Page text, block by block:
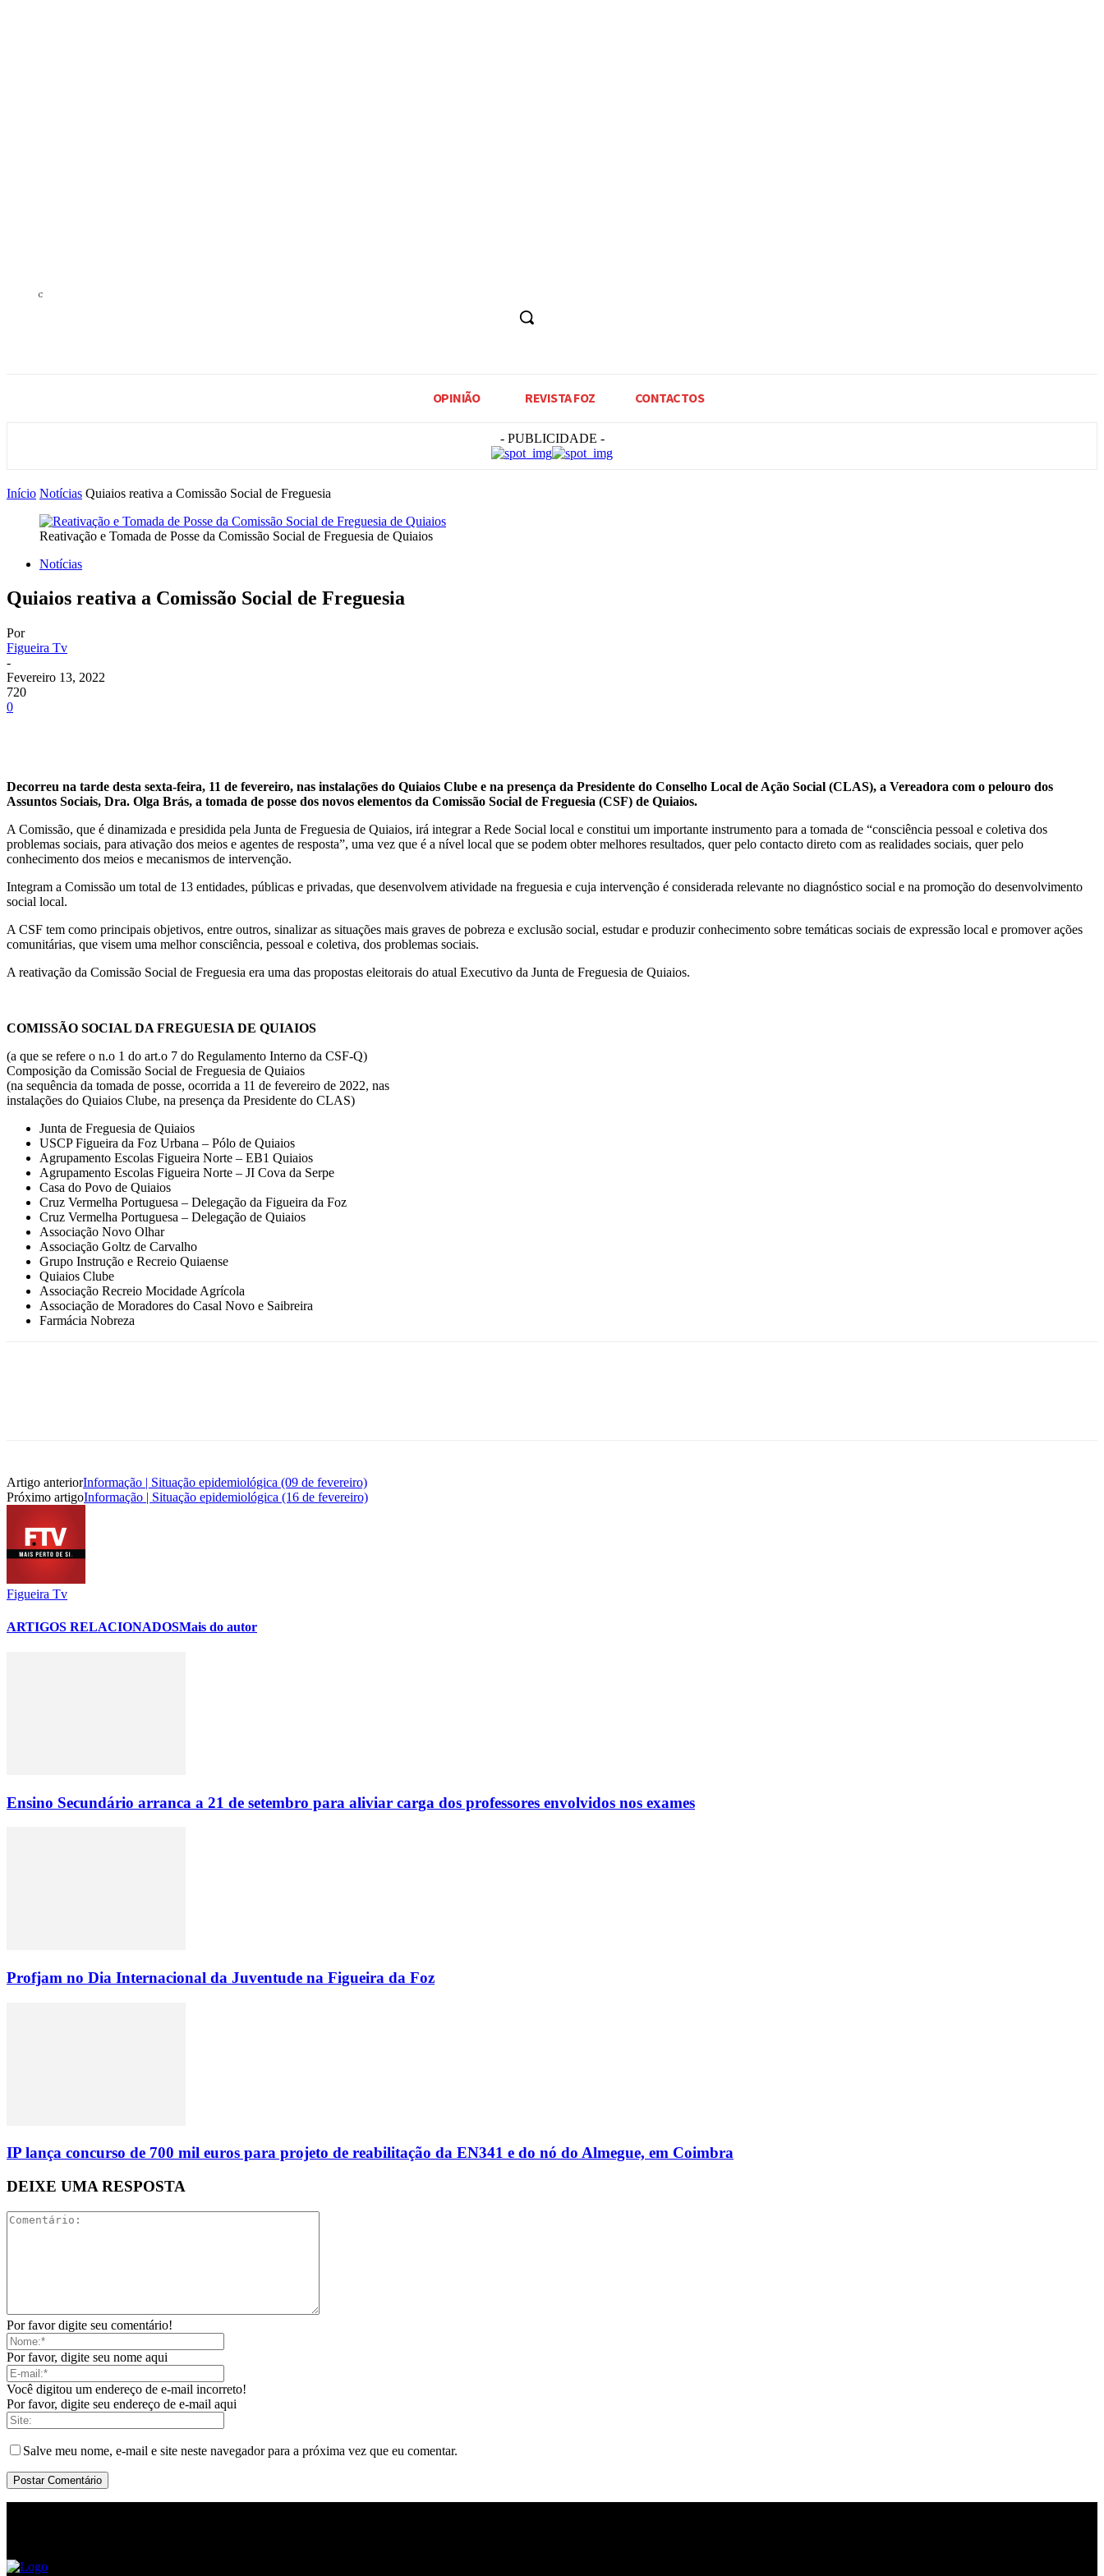
C
OPINIÃO REVISTA FOZ CONTACTOS
- PUBLICIDADE -
Início Notícias Quiaios reativa a Comissão Social de Freguesia
Reativação e Tomada de Posse da Comissão Social de Freguesia de Quiaios
Notícias
Quiaios reativa a Comissão Social de Freguesia
Por
Figueira Tv
-
Fevereiro 13, 2022
720
0
Decorreu na tarde desta sexta-feira, 11 de fevereiro, nas instalações do Quiaios Clube e na presença da Presidente do Conselho Local de Ação Social (CLAS), a Vereadora com o pelouro dos
Assuntos Sociais, Dra. Olga Brás, a tomada de posse dos novos elementos da Comissão Social de Freguesia (CSF) de Quiaios.
A Comissão, que é dinamizada e presidida pela Junta de Freguesia de Quiaios, irá integrar a Rede Social local e constitui um importante instrumento para a tomada de “consciência pessoal e coletiva dos
problemas sociais, para ativação dos meios e agentes de resposta”, uma vez que é a nível local que se podem obter melhores resultados, quer pelo contacto direto com as realidades sociais, quer pelo
conhecimento dos meios e mecanismos de intervenção.
Integram a Comissão um total de 13 entidades, públicas e privadas, que desenvolvem atividade na freguesia e cuja intervenção é considerada relevante no diagnóstico social e na promoção do desenvolvimento
social local.
A CSF tem como principais objetivos, entre outros, sinalizar as situações mais graves de pobreza e exclusão social, estudar e produzir conhecimento sobre temáticas sociais de expressão local e promover ações
comunitárias, que visem uma melhor consciência, pessoal e coletiva, dos problemas sociais.
A reativação da Comissão Social de Freguesia era uma das propostas eleitorais do atual Executivo da Junta de Freguesia de Quiaios.
COMISSÃO SOCIAL DA FREGUESIA DE QUIAIOS
(a que se refere o n.o 1 do art.o 7 do Regulamento Interno da CSF-Q)
Composição da Comissão Social de Freguesia de Quiaios
(na sequência da tomada de posse, ocorrida a 11 de fevereiro de 2022, nas
instalações do Quiaios Clube, na presença da Presidente do CLAS)
Junta de Freguesia de Quiaios
USCP Figueira da Foz Urbana – Pólo de Quiaios
Agrupamento Escolas Figueira Norte – EB1 Quiaios
Agrupamento Escolas Figueira Norte – JI Cova da Serpe
Casa do Povo de Quiaios
Cruz Vermelha Portuguesa – Delegação da Figueira da Foz
Cruz Vermelha Portuguesa – Delegação de Quiaios
Associação Novo Olhar
Associação Goltz de Carvalho
Grupo Instrução e Recreio Quiaense
Quiaios Clube
Associação Recreio Mocidade Agrícola
Associação de Moradores do Casal Novo e Saibreira
Farmácia Nobreza
Artigo anteriorInformação | Situação epidemiológica (09 de fevereiro)
Próximo artigoInformação | Situação epidemiológica (16 de fevereiro)
Figueira Tv
ARTIGOS RELACIONADOSMais do autor
Ensino Secundário arranca a 21 de setembro para aliviar carga dos professores envolvidos nos exames
Profjam no Dia Internacional da Juventude na Figueira da Foz
IP lança concurso de 700 mil euros para projeto de reabilitação da EN341 e do nó do Almegue, em Coimbra
DEIXE UMA RESPOSTA
Por favor digite seu comentário!
Por favor, digite seu nome aqui
Você digitou um endereço de e-mail incorreto!
Por favor, digite seu endereço de e-mail aqui
Salve meu nome, e-mail e site neste navegador para a próxima vez que eu comentar.